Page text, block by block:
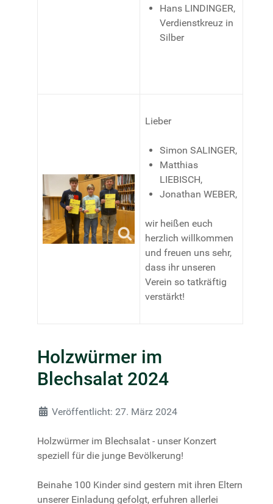
Hans LINDINGER,
Verdienstkreuz in
Silber
Lieber
Simon SALINGER,
Matthias
LIEBISCH,
Jonathan WEBER,
wir heißen euch
herzlich willkommen
und freuen uns sehr,
dass ihr unseren
Verein so tatkräftig
verstärkt!
Holzwürmer im
Blechsalat 2024
DetailsVeröffentlicht: 27. März 2024
Holzwürmer im Blechsalat - unser Konzert
speziell für die junge Bevölkerung!
Beinahe 100 Kinder sind gestern mit ihren Eltern
unserer Einladung gefolgt, erfuhren allerlei